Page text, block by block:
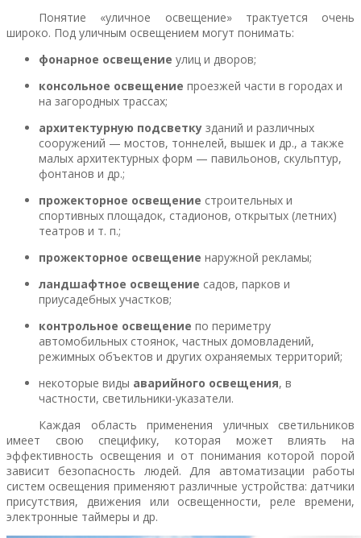
Понятие «уличное освещение» трактуется очень
широко. Под уличным освещением могут понимать:
фонарное освещение улиц и дворов;
консольное освещение проезжей части в городах и
на загородных трассах;
архитектурную подсветку зданий и различных
сооружений — мостов, тоннелей, вышек и др., а также
малых архитектурных форм — павильонов, скульптур,
фонтанов и др.;
прожекторное освещение строительных и
спортивных площадок, стадионов, открытых (летних)
театров и т. п.;
прожекторное освещение наружной рекламы;
ландшафтное освещение садов, парков и
приусадебных участков;
контрольное освещение по периметру
автомобильных стоянок, частных домовладений,
режимных объектов и других охраняемых территорий;
некоторые виды аварийного освещения, в
частности, светильники-указатели.
Каждая область применения уличных светильников
имеет свою специфику, которая может влиять на
эффективность освещения и от понимания которой порой
зависит безопасность людей. Для автоматизации работы
систем освещения применяют различные устройства: датчики
присутствия, движения или освещенности, реле времени,
электронные таймеры и др.